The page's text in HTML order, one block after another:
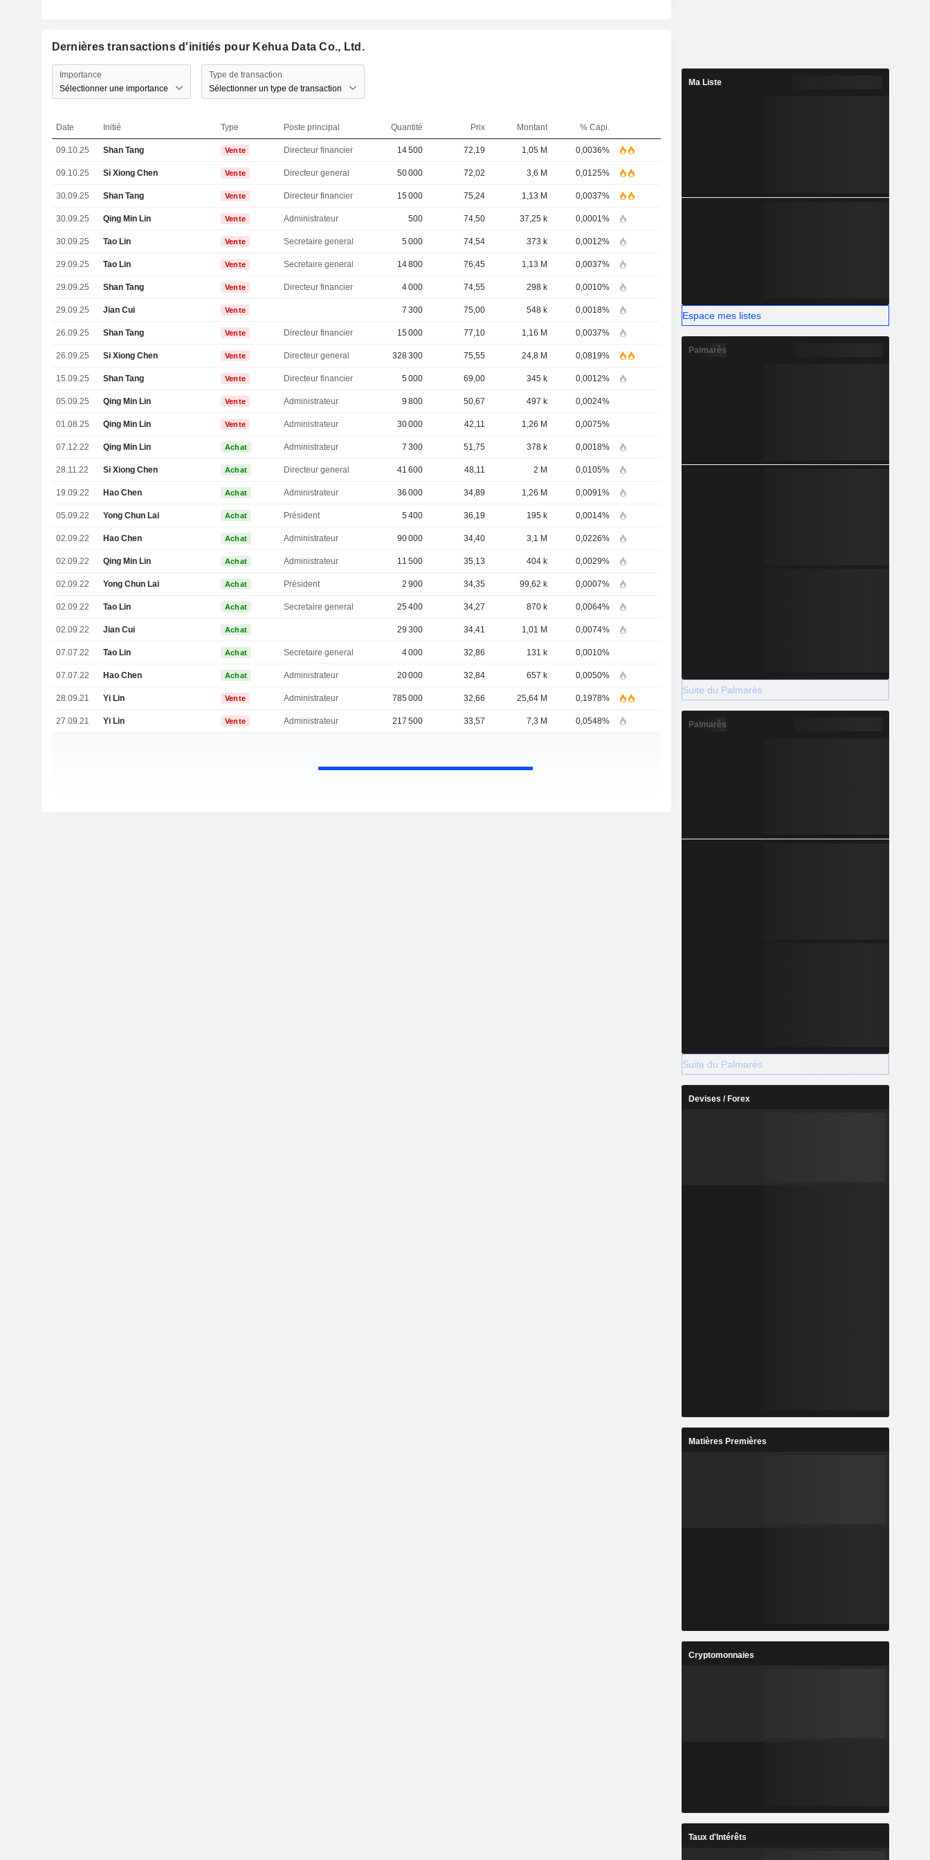
Dernières transactions d'initiés pour Kehua Data Co., Ltd.
Importance
Sélectionner une importance
Type de transaction
Sélectionner un type de transaction
Date Initié Type Poste principal Quantité Prix Montant % Capi.
09.10.25 Shan Tang Vente Directeur financier 14 500 72,19 1,05 M 0,0036%
09.10.25 Si Xiong Chen Vente Directeur general 50 000 72,02 3,6 M 0,0125%
30.09.25 Shan Tang Vente Directeur financier 15 000 75,24 1,13 M 0,0037%
30.09.25 Qing Min Lin Vente Administrateur 500 74,50 37,25 k 0,0001%
30.09.25 Tao Lin Vente Secretaire general 5 000 74,54 373 k 0,0012%
29.09.25 Tao Lin Vente Secretaire general 14 800 76,45 1,13 M 0,0037%
29.09.25 Shan Tang Vente Directeur financier 4 000 74,55 298 k 0,0010%
29.09.25 Jian Cui Vente 7 300 75,00 548 k 0,0018%
26.09.25 Shan Tang Vente Directeur financier 15 000 77,10 1,16 M 0,0037%
26.09.25 Si Xiong Chen Vente Directeur general 328 300 75,55 24,8 M 0,0819%
15.09.25 Shan Tang Vente Directeur financier 5 000 69,00 345 k 0,0012%
05.09.25 Qing Min Lin Vente Administrateur 9 800 50,67 497 k 0,0024%
01.08.25 Qing Min Lin Vente Administrateur 30 000 42,11 1,26 M 0,0075%
07.12.22 Qing Min Lin Achat Administrateur 7 300 51,75 378 k 0,0018%
28.11.22 Si Xiong Chen Achat Directeur general 41 600 48,11 2 M 0,0105%
19.09.22 Hao Chen Achat Administrateur 36 000 34,89 1,26 M 0,0091%
05.09.22 Yong Chun Lai Achat Président 5 400 36,19 195 k 0,0014%
02.09.22 Hao Chen Achat Administrateur 90 000 34,40 3,1 M 0,0226%
02.09.22 Qing Min Lin Achat Administrateur 11 500 35,13 404 k 0,0029%
02.09.22 Yong Chun Lai Achat Président 2 900 34,35 99,62 k 0,0007%
02.09.22 Tao Lin Achat Secretaire general 25 400 34,27 870 k 0,0064%
02.09.22 Jian Cui Achat 29 300 34,41 1,01 M 0,0074%
07.07.22 Tao Lin Achat Secretaire general 4 000 32,86 131 k 0,0010%
07.07.22 Hao Chen Achat Administrateur 20 000 32,84 657 k 0,0050%
28.09.21 Yi Lin Vente Administrateur 785 000 32,66 25,64 M 0,1978%
27.09.21 Yi Lin Vente Administrateur 217 500 33,57 7,3 M 0,0548%
Ma Liste
Espace mes listes
Palmarès
Suite du Palmarès
Palmarès
Suite du Palmarès
Devises / Forex
Matières Premières
Cryptomonnaies
Taux d'Intérêts